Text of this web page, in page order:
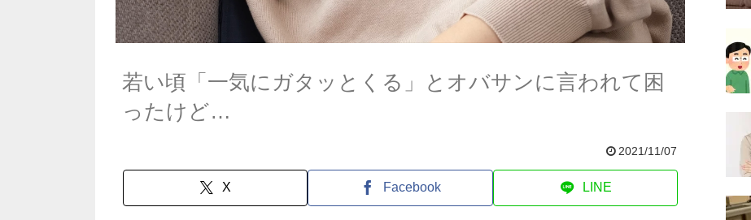
若い頃「一気にガタッとくる」とオバサンに言われて困
ったけど…
2021/11/07
X Facebook LINE